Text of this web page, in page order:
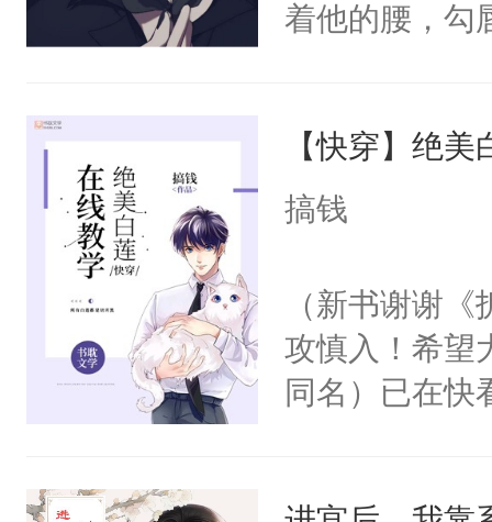
着他的腰，勾
来，给老公
用力——为你
【快穿】绝
搞钱
（新书谢谢
攻慎入！希望
同名）已在快